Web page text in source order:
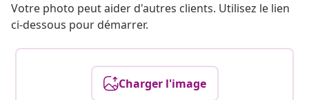
Votre photo peut aider d'autres clients. Utilisez le lien
ci-dessous pour démarrer.
Charger l'image